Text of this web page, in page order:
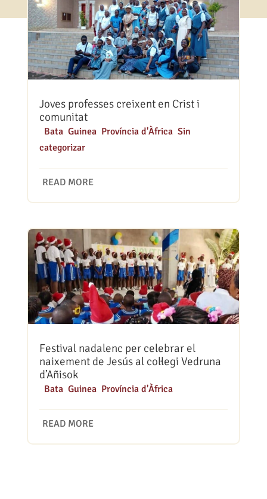
Joves professes creixent en Crist i
comunitat
Bata, Guinea, Província d'Àfrica, Sin
categorizar
READ MORE
Festival nadalenc per celebrar el
naixement de Jesús al col·legi Vedruna
d’Añisok
Bata, Guinea, Província d'Àfrica
READ MORE